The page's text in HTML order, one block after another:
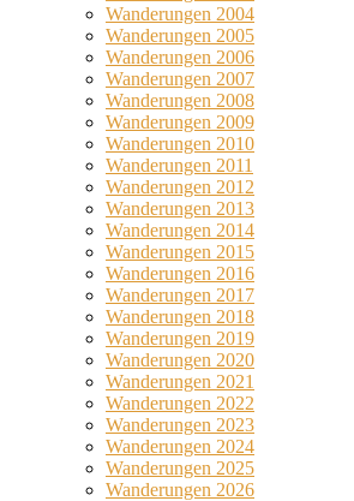
Wanderungen 2004
Wanderungen 2005
Wanderungen 2006
Wanderungen 2007
Wanderungen 2008
Wanderungen 2009
Wanderungen 2010
Wanderungen 2011
Wanderungen 2012
Wanderungen 2013
Wanderungen 2014
Wanderungen 2015
Wanderungen 2016
Wanderungen 2017
Wanderungen 2018
Wanderungen 2019
Wanderungen 2020
Wanderungen 2021
Wanderungen 2022
Wanderungen 2023
Wanderungen 2024
Wanderungen 2025
Wanderungen 2026